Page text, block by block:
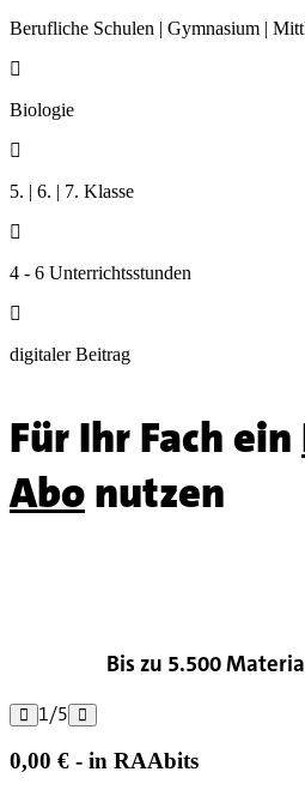
Berufliche Schulen | Gymnasium |

Biologie

5. | 6. | 7. Klasse

4 - 6 Unterrichtsstunden

digitaler Beitrag
Für Ihr Fach ein
Abonutzen
Bis zu 5.500
 1/5 
0,00 € - in RAAbits